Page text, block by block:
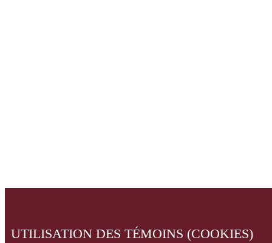
UTILISATION DES TÉMOINS (COOKIES)